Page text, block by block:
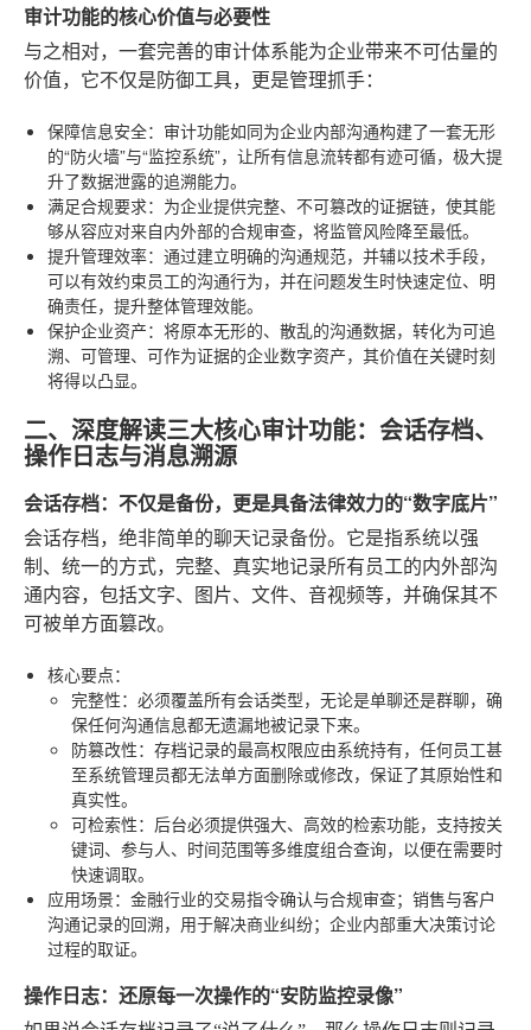
审计功能的核心价值与必要性
与之相对，一套完善的审计体系能为企业带来不可估量的
价值，它不仅是防御工具，更是管理抓手：
保障信息安全：审计功能如同为企业内部沟通构建了一套无形
的“防火墙”与“监控系统”，让所有信息流转都有迹可循，极大提
升了数据泄露的追溯能力。
满足合规要求：为企业提供完整、不可篡改的证据链，使其能
够从容应对来自内外部的合规审查，将监管风险降至最低。
提升管理效率：通过建立明确的沟通规范，并辅以技术手段，
可以有效约束员工的沟通行为，并在问题发生时快速定位、明
确责任，提升整体管理效能。
保护企业资产：将原本无形的、散乱的沟通数据，转化为可追
溯、可管理、可作为证据的企业数字资产，其价值在关键时刻
将得以凸显。
二、深度解读三大核心审计功能：会话存档、
操作日志与消息溯源
会话存档：不仅是备份，更是具备法律效力的“数字底片”
会话存档，绝非简单的聊天记录备份。它是指系统以强
制、统一的方式，完整、真实地记录所有员工的内外部沟
通内容，包括文字、图片、文件、音视频等，并确保其不
可被单方面篡改。
核心要点：
完整性：必须覆盖所有会话类型，无论是单聊还是群聊，确
保任何沟通信息都无遗漏地被记录下来。
防篡改性：存档记录的最高权限应由系统持有，任何员工甚
至系统管理员都无法单方面删除或修改，保证了其原始性和
真实性。
可检索性：后台必须提供强大、高效的检索功能，支持按关
键词、参与人、时间范围等多维度组合查询，以便在需要时
快速调取。
应用场景：金融行业的交易指令确认与合规审查；销售与客户
沟通记录的回溯，用于解决商业纠纷；企业内部重大决策讨论
过程的取证。
操作日志：还原每一次操作的“安防监控录像”